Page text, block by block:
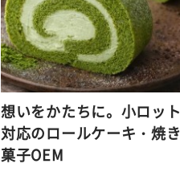
想いをかたちに。小ロット
対応のロールケーキ・焼き
菓子OEM